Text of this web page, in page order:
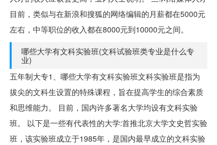
目前，类似与在新浪和搜狐的网络编辑的月薪都在5000元
左右，中等职位的收入都在8000元到10000元之间。
哪些大学有文科实验班(文科试验班类专业是什么专
业)
五年制大专1、哪些大学有文科实验班文科实验班是指为
拔尖的文科生设置的特殊课程，旨在提高学生的综合素质
和思维能力。 目前，国内许多著名大学均设有文科实验
班。 以下是一些有代表性的大学:首推北京大学文史哲实验
班，该实验班成立于1985年，是国内最早成立的文科实验